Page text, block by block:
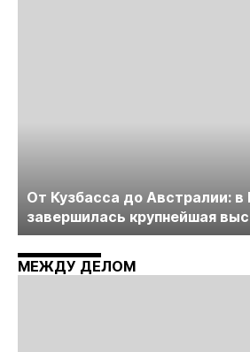
От Кузбасса до Австралии: в
завершилась крупнейшая
технологий «Недра России.
Майнинг»
МЕЖДУ ДЕЛОМ